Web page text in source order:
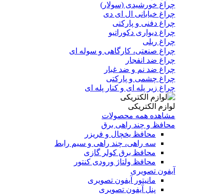
چراغ خورشیدی (سولار)
چراغ خیابانی ال ای دی
چراغ دفنی و پارکتی
چراغ دیواری دکوراتیو
چراغ ریلی
چراغ صنعتی، کارگاهی و سوله ای
چراغ ضد انفجار
چراغ ضد نم و ضد غبار
چراغ چشمی و پارکتی
چراغ‌ زیر‌ پله‌ ای و کنار‌ پله‌ ای
لوازم الکتریکی
مشاهده همه محصولات
محافظ و چند راهی برق
محافظ یخچال و فریزر
سه راهی، چند راهی و سیم رابط
محافظ برق کولر گازی
محافظ ولتاژ ورودی کنتور
آیفون تصویری
مانیتور آیفون تصویری
پنل آیفون تصویری